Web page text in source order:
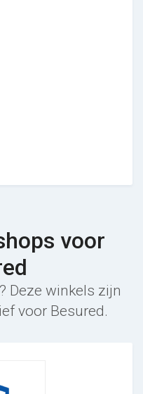
voor
Deze winkels zijn
voor Besured.